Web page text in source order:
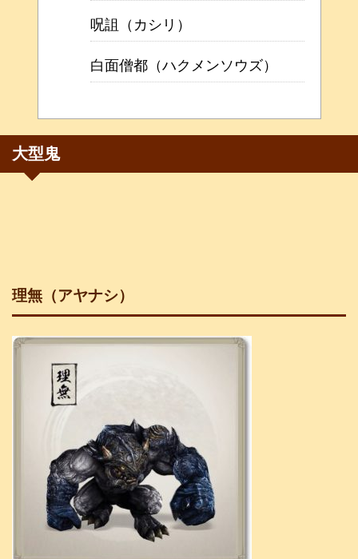
呪詛（カシリ）
白面僧都（ハクメンソウズ）
大型鬼
理無（アヤナシ）